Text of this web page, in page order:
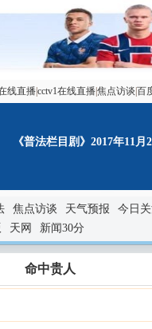
线直播cctv1在线直播焦点访谈 百
《普法栏目剧》2017年11
焦点访谈 天气预报 今日
天网 新闻30分
命中贵人